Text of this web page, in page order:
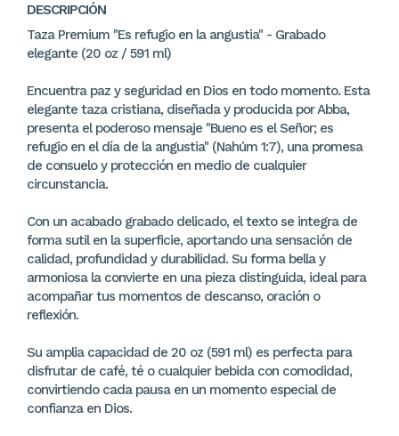
DESCRIPCIÓN
Taza Premium "Es refugio en la angustia" - Grabado
elegante (20 oz / 591 ml)
Encuentra paz y seguridad en Dios en todo momento. Esta
elegante taza cristiana, diseñada y producida por Abba,
presenta el poderoso mensaje "Bueno es el Señor; es
refugio en el día de la angustia" (Nahúm 1:7), una promesa
de consuelo y protección en medio de cualquier
circunstancia.
Con un acabado grabado delicado, el texto se integra de
forma sutil en la superficie, aportando una sensación de
calidad, profundidad y durabilidad. Su forma bella y
armoniosa la convierte en una pieza distinguida, ideal para
acompañar tus momentos de descanso, oración o
reflexión.
Su amplia capacidad de 20 oz (591 ml) es perfecta para
disfrutar de café, té o cualquier bebida con comodidad,
convirtiendo cada pausa en un momento especial de
confianza en Dios.